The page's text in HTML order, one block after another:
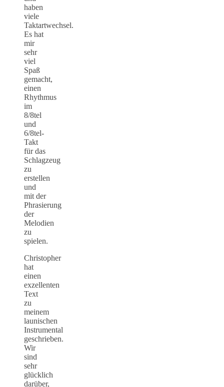
haben
viele
Taktartwechsel.
Es hat
mir
sehr
viel
Spaß
gemacht,
einen
Rhythmus
im
8/8tel
und
6/8tel-
Takt
für das
Schlagzeug
zu
erstellen
und
mit der
Phrasierung
der
Melodien
zu
spielen.
Christopher
hat
einen
exzellenten
Text
zu
meinem
launischen
Instrumental
geschrieben.
Wir
sind
sehr
glücklich
darüber,